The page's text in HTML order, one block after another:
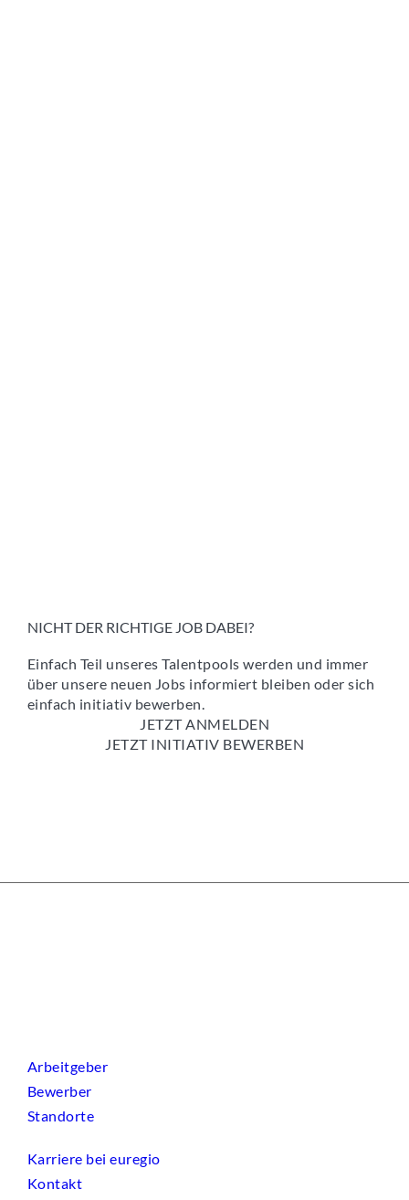
NICHT DER RICHTIGE JOB DABEI?
Einfach Teil unseres Talentpools werden und immer
über unsere neuen Jobs informiert bleiben oder sich
einfach initiativ bewerben.
JETZT ANMELDEN
JETZT INITIATIV BEWERBEN
Arbeitgeber
Bewerber
Standorte
Karriere bei euregio
Kontakt